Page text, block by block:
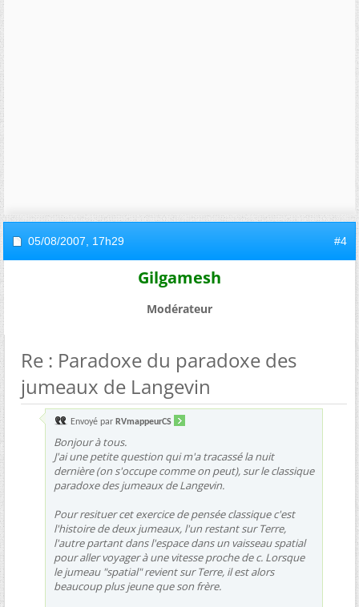
05/08/2007, 17h29 #4
Gilgamesh
Modérateur
Re : Paradoxe du paradoxe des
jumeaux de Langevin
Envoyé par RVmappeurCS
Bonjour à tous.
J'ai une petite question qui m'a tracassé la nuit
dernière (on s'occupe comme on peut), sur le classique
paradoxe des jumeaux de Langevin.
Pour resituer cet exercice de pensée classique c'est
l'histoire de deux jumeaux, l'un restant sur Terre,
l'autre partant dans l'espace dans un vaisseau spatial
pour aller voyager à une vitesse proche de c. Lorsque
le jumeau "spatial" revient sur Terre, il est alors
beaucoup plus jeune que son frère.